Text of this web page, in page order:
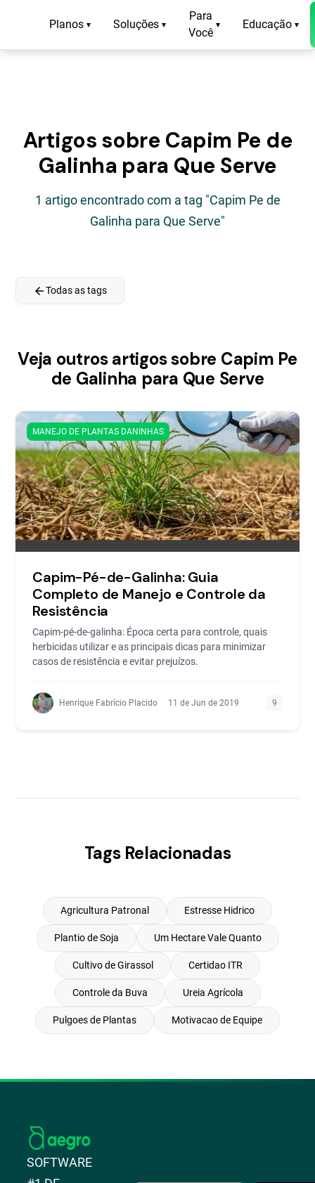
Planos ▾ Soluções ▾
Para
Você
▾ Educação ▾
Artigos sobre Capim Pe de
Galinha para Que Serve
1 artigo encontrado com a tag "Capim Pe de
Galinha para Que Serve"
arrow_backTodas as tags
Veja outros artigos sobre Capim Pe
de Galinha para Que Serve
MANEJO DE PLANTAS DANINHAS
Capim-Pé-de-Galinha: Guia
Completo de Manejo e Controle da
Resistência
Capim-pé-de-galinha: Época certa para controle, quais
herbicidas utilizar e as principais dicas para minimizar
casos de resistência e evitar prejuízos.
Henrique Fabrício Placido 11 de Jun de 2019 9
Tags Relacionadas
Agricultura Patronal Estresse Hidrico
Plantio de Soja Um Hectare Vale Quanto
Cultivo de Girassol Certidao ITR
Controle da Buva Ureia Agrícola
Pulgoes de Plantas Motivacao de Equipe
SOFTWARE